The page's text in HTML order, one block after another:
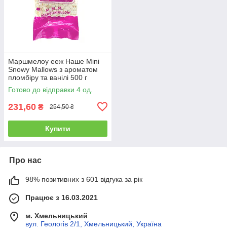
Маршмелоу eeж Наше Mini
Snowy Mallows з ароматом
пломбіру та ванілі 500 г
Готово до відправки 4 од.
231,60 ₴ 254,50 ₴
Купити
Про нас
98% позитивних з 601 відгука за рік
Працює з 16.03.2021
м. Хмельницький
вул. Геологів 2/1, Хмельницький, Україна